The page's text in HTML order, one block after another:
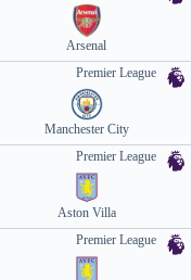
Arsenal
Premier League
Manchester City
Premier League
Aston Villa
Premier League